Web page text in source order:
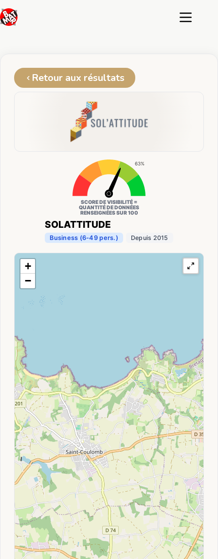
au
contenu
Retour aux résultats
SOLATTITUDE
Business (6-49 pers.) Depuis 2015
63%
SCORE DE VISIBILITÉ =
QUANTITÉ DE DONNÉES
RENSEIGNÉES SUR 100
+
−